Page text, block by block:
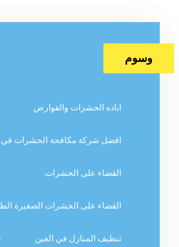
وسوم
اباده الحشرات والقوارض
افضل شركة مكافحة الحشرات في
القضاء على الحشرات
القضاء على الحشرات الصغيرة
تنظيف المنازل في العين